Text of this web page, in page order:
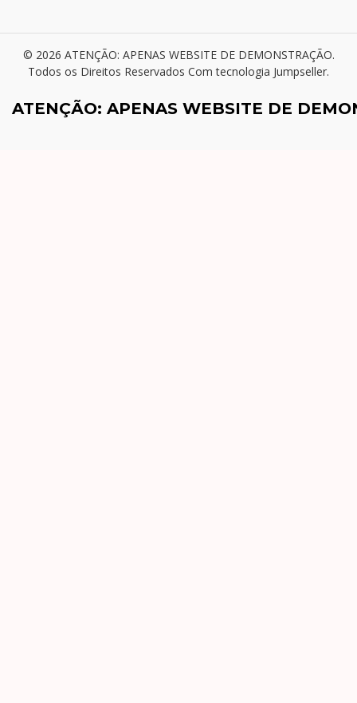
© 2026 ATENÇÃO: APENAS WEBSITE DE DEMONSTRAÇÃO.
Todos os Direitos Reservados Com tecnologia Jumpseller.
ATENÇÃO: APENAS WEBSITE DE